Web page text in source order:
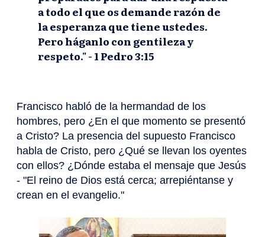
a todo el que os demande razón de
la esperanza que tiene ustedes.
Pero háganlo con gentileza y
respeto." - 1 Pedro 3:15
Francisco habló de la hermandad de los
hombres, pero ¿En el que momento se presentó
a Cristo? La presencia del supuesto Francisco
habla de Cristo, pero ¿Qué se llevan los oyentes
con ellos? ¿Dónde estaba el mensaje que Jesús
- "El reino de Dios está cerca; arrepiéntanse y
crean en el evangelio."